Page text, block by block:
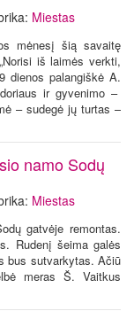
Miestas
mėnesį šią savaitę
iš laimės verkti,
dienos palangiškė A.
ir gyvenimo –
– sudegė jų turtas –
namo Sodų
Miestas
gatvėje remontas.
Rudenį šeima galės
bus sutvarkytas. Ačiū
meras Š. Vaitkus